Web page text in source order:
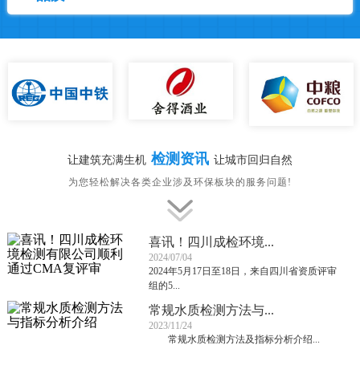
让建筑充满生机 检测资讯 让城市回归自然
为您轻松解决各类企业涉及环保板块的服务问题!
喜讯！四川成检环境...
2024/07/04
2024年5月17日至18日，来自四川省资质评审
组的5...
常规水质检测方法与...
2023/11/24
常规水质检测方法及指标分析介绍...